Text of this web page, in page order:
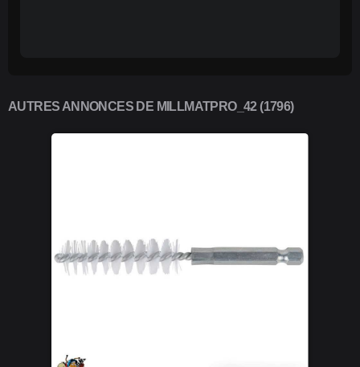
AUTRES ANNONCES DE MILLMATPRO_42 (1796)